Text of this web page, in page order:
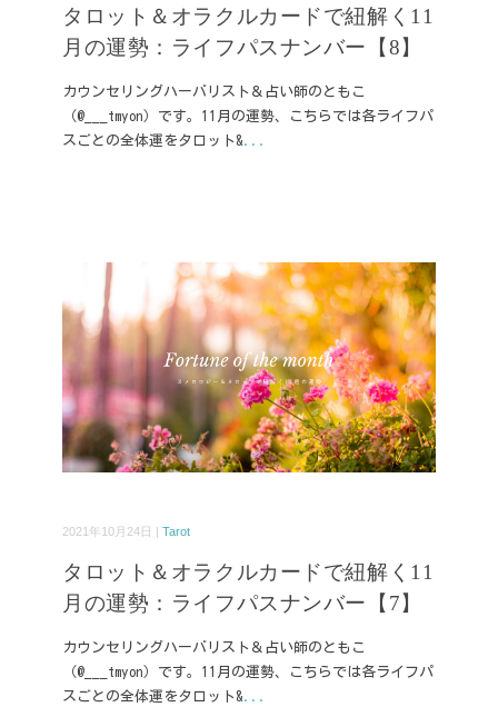
タロット＆オラクルカードで紐解く11
月の運勢：ライフパスナンバー【8】
カウンセリングハーバリスト＆占い師のともこ
（@___tmyon）です。11月の運勢、こちらでは各ライフパ
スごとの全体運をタロット&...
2021年10月24日 | Tarot
タロット＆オラクルカードで紐解く11
月の運勢：ライフパスナンバー【7】
カウンセリングハーバリスト＆占い師のともこ
（@___tmyon）です。11月の運勢、こちらでは各ライフパ
スごとの全体運をタロット&...